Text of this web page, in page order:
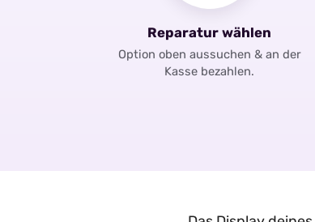
Reparatur wählen
Option oben aussuchen & an der
Kasse bezahlen.